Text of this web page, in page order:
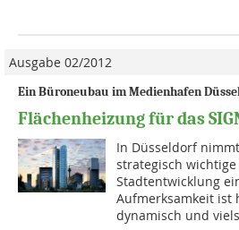
Ausgabe 02/2012
Ein Büroneubau im Medienhafen
Flächenheizung für das
In Düsseldorf
strategisch
Stadtentwicklung
Aufmerksamkeit ist
dynamisch und